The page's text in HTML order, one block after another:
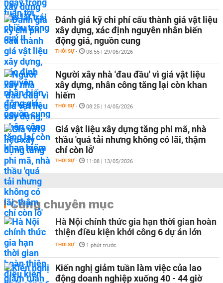
Đánh giá kỹ chi phí cấu thành giá vật liệu
xây dựng, xác định nguyên nhân biến
động giá, nguồn cung
THỜI SỰ - 08:55 | 29/06/2026
Người xây nhà 'đau đầu' vì giá vật liệu
xây dựng, nhân công tăng lại còn khan
hiếm
THỜI SỰ - 08:25 | 14/05/2026
Giá vật liệu xây dựng tăng phi mã, nhà
thầu 'quá tải nhưng không có lãi, thậm
chí còn lỗ'
THỜI SỰ - 11:08 | 13/05/2026
Cùng chuyên mục
Hà Nội chính thức gia hạn thời gian hoàn
thiện điều kiện khởi công 6 dự án lớn
THỜI SỰ - 1 phút trước
Kiến nghị giảm tuần làm việc của lao
động doanh nghiệp xuống 40 - 44 giờ